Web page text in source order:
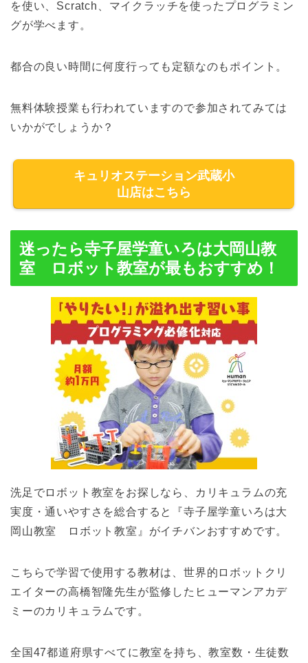
を使い、Scratch、マイクラッチを使ったプログラミン
グが学べます。
都合の良い時間に何度行っても定額なのもポイント。
無料体験授業も行われていますので参加されてみては
いかがでしょうか？
キュリオステーション武蔵小
山店はこちら
迷ったら寺子屋学童いろは大岡山教
室 ロボット教室が最もおすすめ！
洗足でロボット教室をお探しなら、カリキュラムの充
実度・通いやすさを総合すると『寺子屋学童いろは大
岡山教室 ロボット教室』がイチバンおすすめです。
こちらで学習で使用する教材は、世界的ロボットクリ
エイターの高橋智隆先生が監修したヒューマンアカデ
ミーのカリキュラムです。
全国47都道府県すべてに教室を持ち、教室数・生徒数